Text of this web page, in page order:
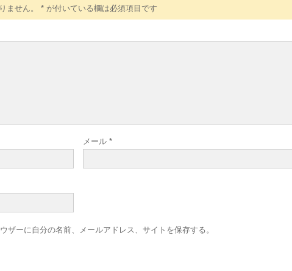
ません。 * が付いている欄は必須項目です
メール *
ザーに自分の名前、メールアドレス、サイトを保存する。